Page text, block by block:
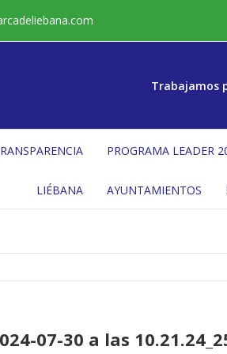
Trabajamos
PROGRAMA LEADER
LIÉBANA AYUNTAMIENTOS
07-30 a las